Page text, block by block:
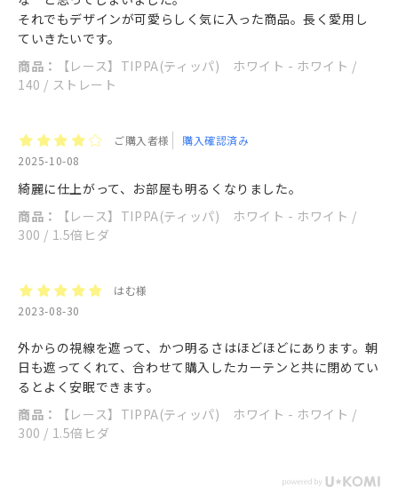
それでもデザインが可愛らしく気に入った商品。長く愛用し
ていきたいです。
商品：
【レース】TIPPA(ティッパ) ホワイト - ホワイト /
140 / ストレート
ご購入者様
購入確認済み
2025-10-08
綺麗に仕上がって、お部屋も明るくなりました。
商品：
【レース】TIPPA(ティッパ) ホワイト - ホワイト /
300 / 1.5倍ヒダ
はむ様
2023-08-30
外からの視線を遮って、かつ明るさはほどほどにあります。朝
日も遮ってくれて、合わせて購入したカーテンと共に閉めてい
るとよく安眠できます。
商品：
【レース】TIPPA(ティッパ) ホワイト - ホワイト /
300 / 1.5倍ヒダ